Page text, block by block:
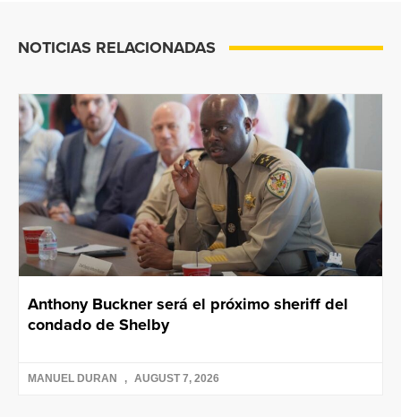
NOTICIAS RELACIONADAS
Anthony Buckner será el próximo sheriff del
condado de Shelby
MANUEL DURAN AUGUST 7, 2026